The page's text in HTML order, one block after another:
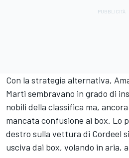
Con la strategia alternativa,
Marti sembravano in grado di
nobili della classifica ma,
mancata confusione ai box. Lo
destro sulla vettura di Cordeel
usciva dai box, volando in aria,